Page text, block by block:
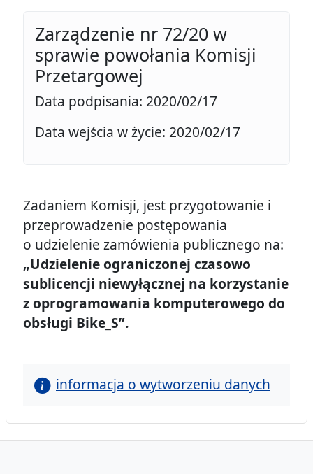
Zarządzenie nr 72/20 w
sprawie powołania Komisji
Przetargowej
Data podpisania: 2020/02/17
Data wejścia w życie: 2020/02/17
Zadaniem Komisji, jest przygotowanie i
przeprowadzenie postępowania
o udzielenie zamówienia publicznego na:
„Udzielenie ograniczonej czasowo
sublicencji niewyłącznej na korzystanie
z oprogramowania komputerowego do
obsługi Bike_S”.
informacja o wytworzeniu danych